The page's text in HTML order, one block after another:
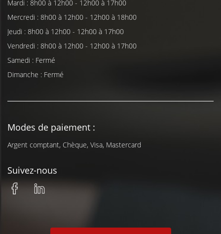
Mardi : 8h00 à 12h00 - 12h00 à 17h00
Mercredi : 8h00 à 12h00 - 12h00 à 18h00
Jeudi : 8h00 à 12h00 - 12h00 à 17h00
Vendredi : 8h00 à 12h00 - 12h00 à 17h00
Samedi : Fermé
Dimanche : Fermé
Modes de paiement :
Argent comptant, Chèque, Visa, Mastercard
Suivez-nous